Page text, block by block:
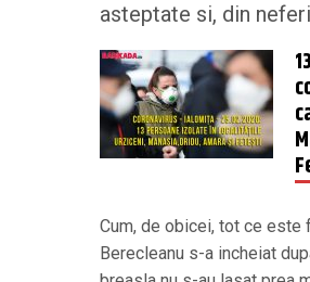
asteptate si, din
Cum, de obicei, tot ce
Berecleanu s-a incheiat